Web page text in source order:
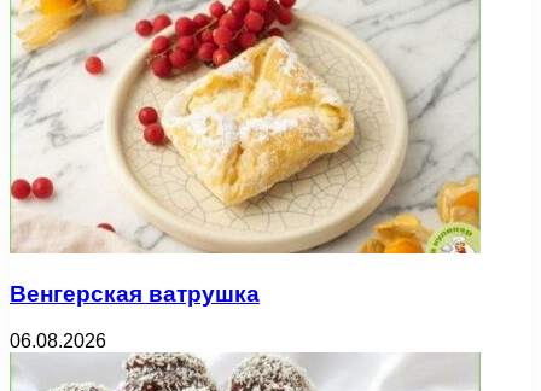
Венгерская ватрушка
06.08.2026